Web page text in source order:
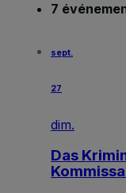
7
sept.
27
dim.
Das